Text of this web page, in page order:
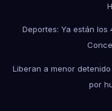
Deportes: Ya están
Liberan a menor
por